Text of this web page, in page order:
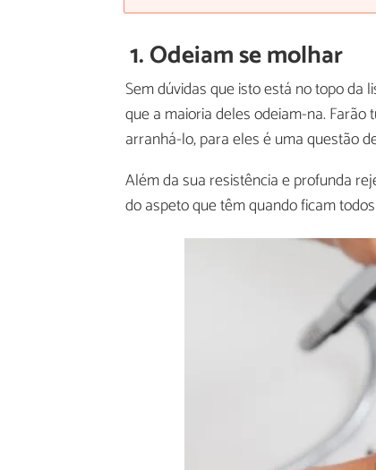
1. Odeiam se molhar
Sem dúvidas que isto está no topo da
que a maioria deles odeiam-na.
arranhá-lo, para eles é uma questão
Além da sua resistência e profunda
do aspeto que têm quando ficam